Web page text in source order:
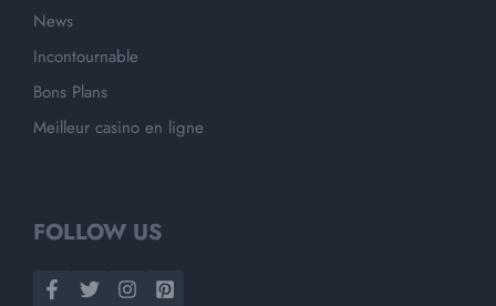
News
Incontournable
Bons Plans
Meilleur casino en ligne
FOLLOW US